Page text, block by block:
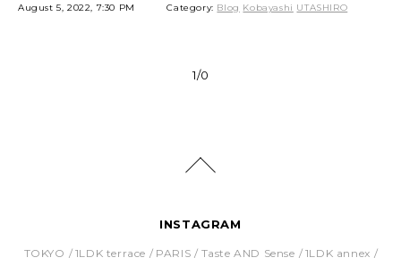
August 5, 2022, 7:30 PM Category: Blog Kobayashi UTASHIRO
1/0
INSTAGRAM
TOKYO 1LDK terrace PARIS Taste AND Sense 1LDK annex